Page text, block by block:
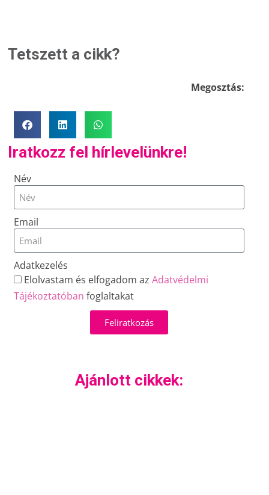
Tetszett a cikk?
Megosztás:
Iratkozz fel hírlevelünkre!
Név
Email
Adatkezelés
Elolvastam és elfogadom azAdatvédelmi
Tájékoztatóban foglaltakat
Feliratkozás
Ajánlott cikkek: